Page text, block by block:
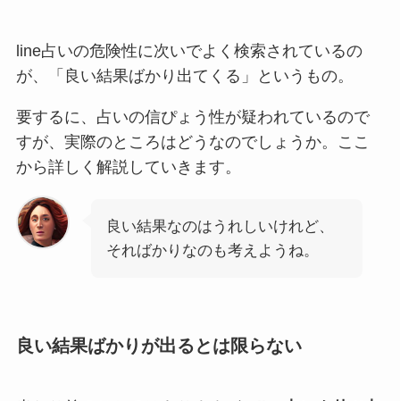
line占いの危険性に次いでよく検索されているの
が、「良い結果ばかり出てくる」というもの。
要するに、占いの信ぴょう性が疑われているので
すが、実際のところはどうなのでしょうか。ここ
から詳しく解説していきます。
良い結果なのはうれしいけれど、
そればかりなのも考えようね。
良い結果ばかりが出るとは限らない